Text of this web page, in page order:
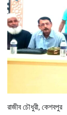
রাজীব চৌধুরী, কেশবপুর